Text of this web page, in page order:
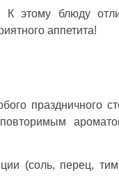
К этому блюду
аппетита!
праздничного
(соль, перец,